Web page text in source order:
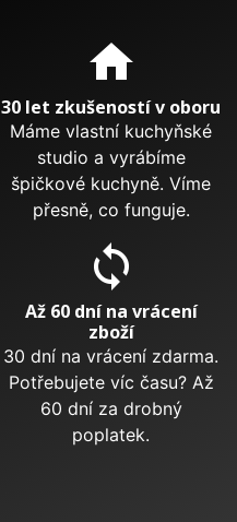
home
30 let zkušeností v oboru
Máme vlastní kuchyňské
studio a vyrábíme
špičkové kuchyně. Víme
přesně, co funguje.
sync
Až 60 dní na vrácení
zboží
30 dní na vrácení zdarma.
Potřebujete víc času? Až
60 dní za drobný
poplatek.